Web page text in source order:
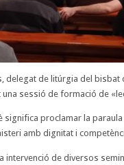
delegat de litúrgia del
una sessió de formació de
significa proclamar la
amb dignitat i
intervenció de diversos